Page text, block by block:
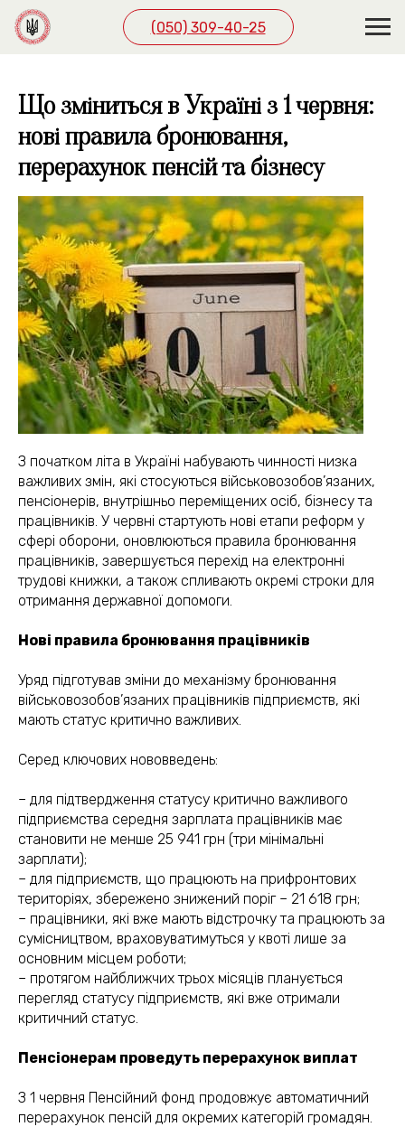
(050) 309-40-25
Що зміниться в Україні з 1 червня:
нові правила бронювання,
перерахунок пенсій та бізнесу
З початком літа в Україні набувають чинності низка
важливих змін, які стосуються військовозобов’язаних,
пенсіонерів, внутрішньо переміщених осіб, бізнесу та
працівників. У червні стартують нові етапи реформ у
сфері оборони, оновлюються правила бронювання
працівників, завершується перехід на електронні
трудові книжки, а також спливають окремі строки для
отримання державної допомоги.
Нові правила бронювання працівників
Уряд підготував зміни до механізму бронювання
військовозобов’язаних працівників підприємств, які
мають статус критично важливих.
Серед ключових нововведень:
– для підтвердження статусу критично важливого
підприємства середня зарплата працівників має
становити не менше 25 941 грн (три мінімальні
зарплати);
– для підприємств, що працюють на прифронтових
територіях, збережено знижений поріг – 21 618 грн;
– працівники, які вже мають відстрочку та працюють за
сумісництвом, враховуватимуться у квоті лише за
основним місцем роботи;
– протягом найближчих трьох місяців планується
перегляд статусу підприємств, які вже отримали
критичний статус.
Пенсіонерам проведуть перерахунок виплат
З 1 червня Пенсійний фонд продовжує автоматичний
перерахунок пенсій для окремих категорій громадян.